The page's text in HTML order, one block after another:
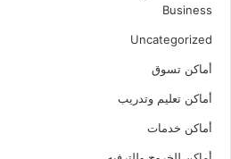
Business
Uncategorized
أماكن تسوق
أماكن تعليم وتدريب
أماكن خدمات